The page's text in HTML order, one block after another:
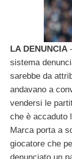
LA DENUNCIA
sistema
sarebbe da
andavano a
vendersi le
che è accaduto
Marca porta a
giocatore che
denunciato un